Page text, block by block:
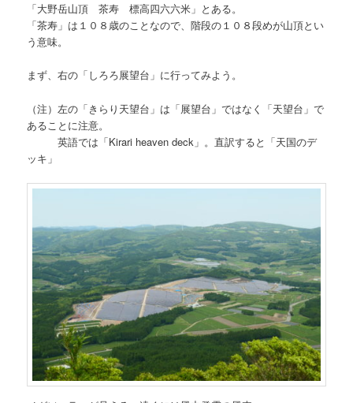
「大野岳山頂 茶寿 標高四六六米」とある。
「茶寿」は１０８歳のことなので、階段の１０８段めが山頂とい
う意味。
まず、右の「しろろ展望台」に行ってみよう。
（注）左の「きらり天望台」は「展望台」ではなく「天望台」で
あることに注意。
英語では「Kirari heaven deck」。直訳すると「天国のデ
ッキ」